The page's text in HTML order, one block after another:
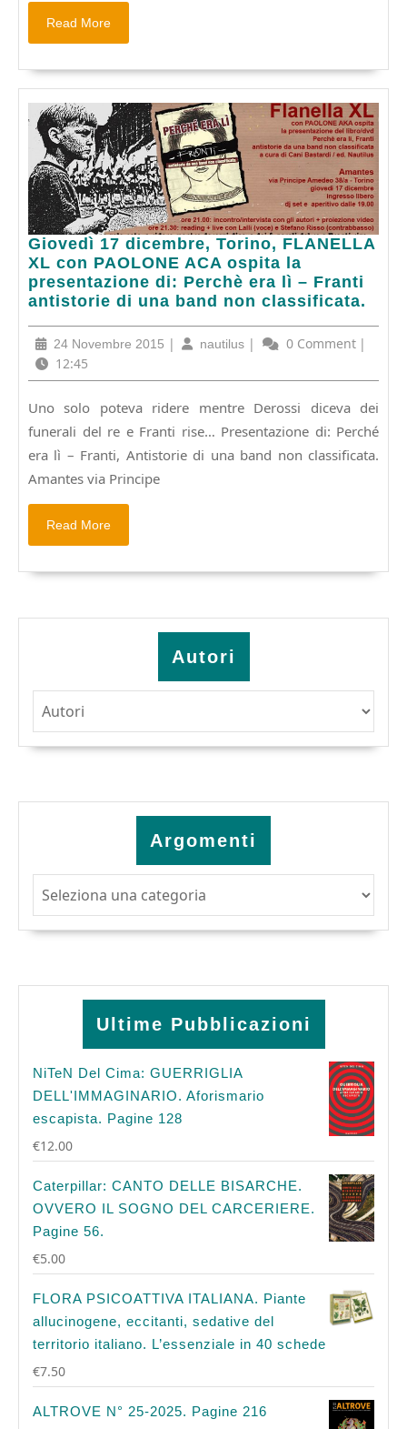
Read More
Giovedì 17 dicembre, Torino, FLANELLA
XL con PAOLONE ACA ospita la
presentazione di: Perchè era lì – Franti
antistorie di una band non classificata.
Giovedì
17
dicembre,
Torino,
XL
con
PAOLONE
ospita
la
presentazione
di:
era
–
Franti
24 Novembre 2015 24
2015
| nautilusnautilus
| 0 Comment |
12:45
Uno solo poteva ridere mentre Derossi diceva dei
funerali del re e Franti rise… Presentazione di: Perché
era lì – Franti, Antistorie di una band non classificata.
Amantes via Principe
Read More
More
Autori
Argomenti
Ultime Pubblicazioni
NiTeN Del Cima: GUERRIGLIA
DELL'IMMAGINARIO. Aforismario
escapista. Pagine 128
€12.00
Caterpillar: CANTO DELLE BISARCHE.
OVVERO IL SOGNO DEL CARCERIERE.
Pagine 56.
€5.00
FLORA PSICOATTIVA ITALIANA. Piante
allucinogene, eccitanti, sedative del
territorio italiano. L’essenziale in 40 schede
€7.50
ALTROVE N° 25-2025. Pagine 216